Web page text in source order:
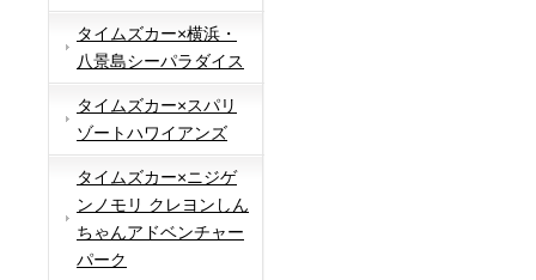
タイムズカー×横浜・
八景島シーパラダイス
タイムズカー×スパリ
ゾートハワイアンズ
タイムズカー×ニジゲ
ンノモリ クレヨンしん
ちゃんアドベンチャー
パーク